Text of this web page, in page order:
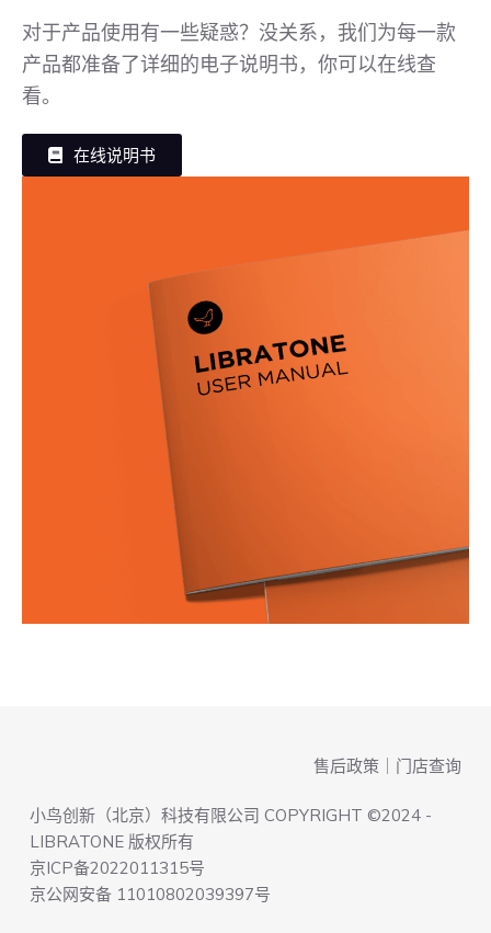
对于产品使用有一些疑惑？没关系，我们为每一款
产品都准备了详细的电子说明书，你可以在线查
看。
在线说明书
售后政策 门店查询
小鸟创新（北京）科技有限公司 COPYRIGHT ©2024 -
LIBRATONE 版权所有
京ICP备2022011315号
京公网安备 11010802039397号